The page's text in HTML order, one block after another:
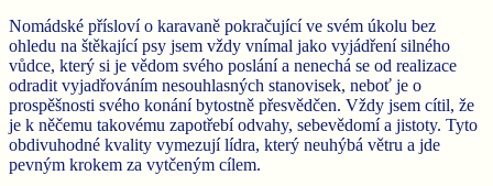
Nomádské přísloví o karavaně pokračující ve svém úkolu bez
ohledu na štěkající psy jsem vždy vnímal jako vyjádření silného
vůdce, který si je vědom svého poslání a nenechá se od realizace
odradit vyjadřováním nesouhlasných stanovisek, neboť je o
prospěšnosti svého konání bytostně přesvědčen. Vždy jsem cítil, že
je k něčemu takovému zapotřebí odvahy, sebevědomí a jistoty. Tyto
obdivuhodné kvality vymezují lídra, který neuhýbá větru a jde
pevným krokem za vytčeným cílem.